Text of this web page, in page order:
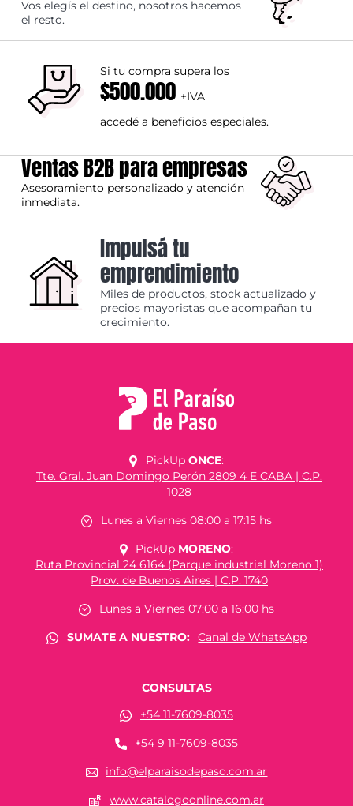
Vos elegís el destino, nosotros hacemos
el resto.
Si tu compra supera los
$500.000 +IVA
accedé a beneficios especiales.
Ventas B2B para empresas
Asesoramiento personalizado y atención
inmediata.
Impulsá tu
emprendimiento
Miles de productos, stock actualizado y
precios mayoristas que acompañan tu
crecimiento.
PickUp ONCE:
Tte. Gral. Juan Domingo Perón 2809 4 E CABA | C.P.
1028
Lunes a Viernes 08:00 a 17:15 hs
PickUp MORENO:
Ruta Provincial 24 6164 (Parque industrial Moreno 1)
Prov. de Buenos Aires | C.P. 1740
Lunes a Viernes 07:00 a 16:00 hs
SUMATE A NUESTRO:
Canal de WhatsApp
CONSULTAS
+54 11-7609-8035
+54 9 11-7609-8035
info@elparaisodepaso.com.ar
www.catalogoonline.com.ar